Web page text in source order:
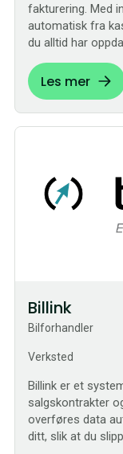
fakturering. Med
automatisk fra
du alltid har
Les mer
Billink
Bilforhandler
Verksted
Billink er et
salgskontrakter
overføres data
ditt, slik at du